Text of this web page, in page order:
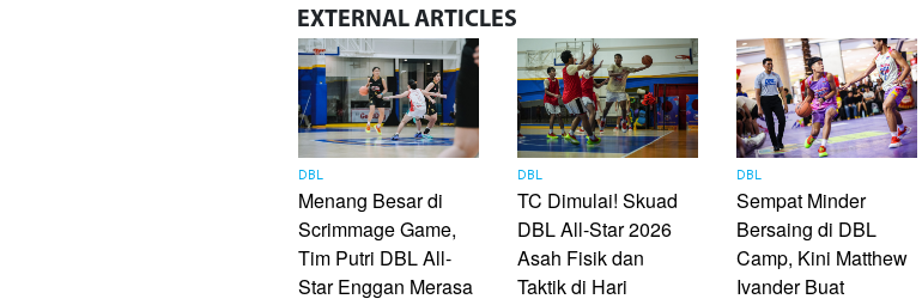
EXTERNAL ARTICLES
DBL
Menang Besar di
Scrimmage Game,
Tim Putri DBL All-
Star Enggan Merasa
DBL
TC Dimulai! Skuad
DBL All-Star 2026
Asah Fisik dan
Taktik di Hari
DBL
Sempat Minder
Bersaing di DBL
Camp, Kini Matthew
Ivander Buat